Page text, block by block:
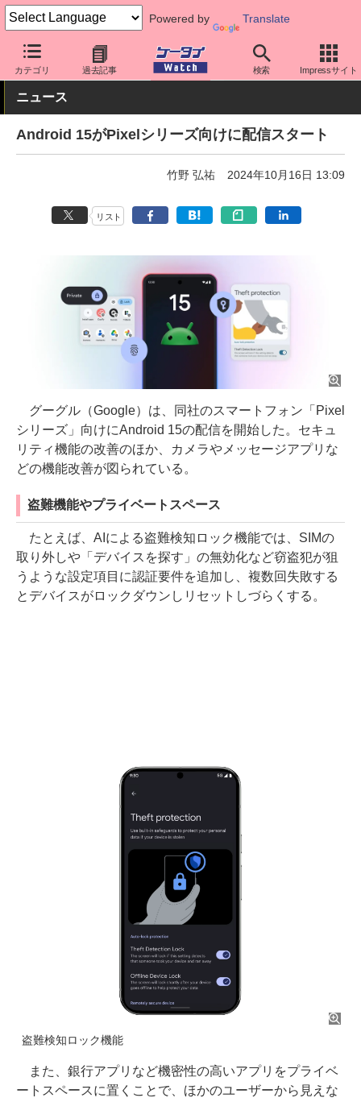
Powered by Translate
カテゴリ 過去記事 検索 Impressサイト
ケータイ Watch OS Android Pixel
ニュース
Android 15がPixelシリーズ向けに配信スタート
竹野 弘祐 2024年10月16日 13:09
リスト
グーグル（Google）は、同社のスマートフォン「Pixel
シリーズ」向けにAndroid 15の配信を開始した。セキュ
リティ機能の改善のほか、カメラやメッセージアプリな
どの機能改善が図られている。
盗難機能やプライベートスペース
たとえば、AIによる盗難検知ロック機能では、SIMの
取り外しや「デバイスを探す」の無効化など窃盗犯が狙
うような設定項目に認証要件を追加し、複数回失敗する
とデバイスがロックダウンしリセットしづらくする。
盗難検知ロック機能
また、銀行アプリなど機密性の高いアプリをプライベ
ートスペースに置くことで、ほかのユーザーから見えな